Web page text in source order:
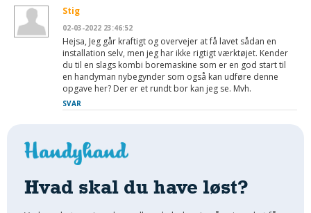
Stig
02-03-2022 23:46:52
Hejsa, Jeg går kraftigt og overvejer at få lavet sådan en
installation selv, men jeg har ikke rigtigt værktøjet. Kender
du til en slags kombi boremaskine som er en god start til
en handyman nybegynder som også kan udføre denne
opgave her? Der er et rundt bor kan jeg se. Mvh.
SVAR
Hvad skal du have løst?